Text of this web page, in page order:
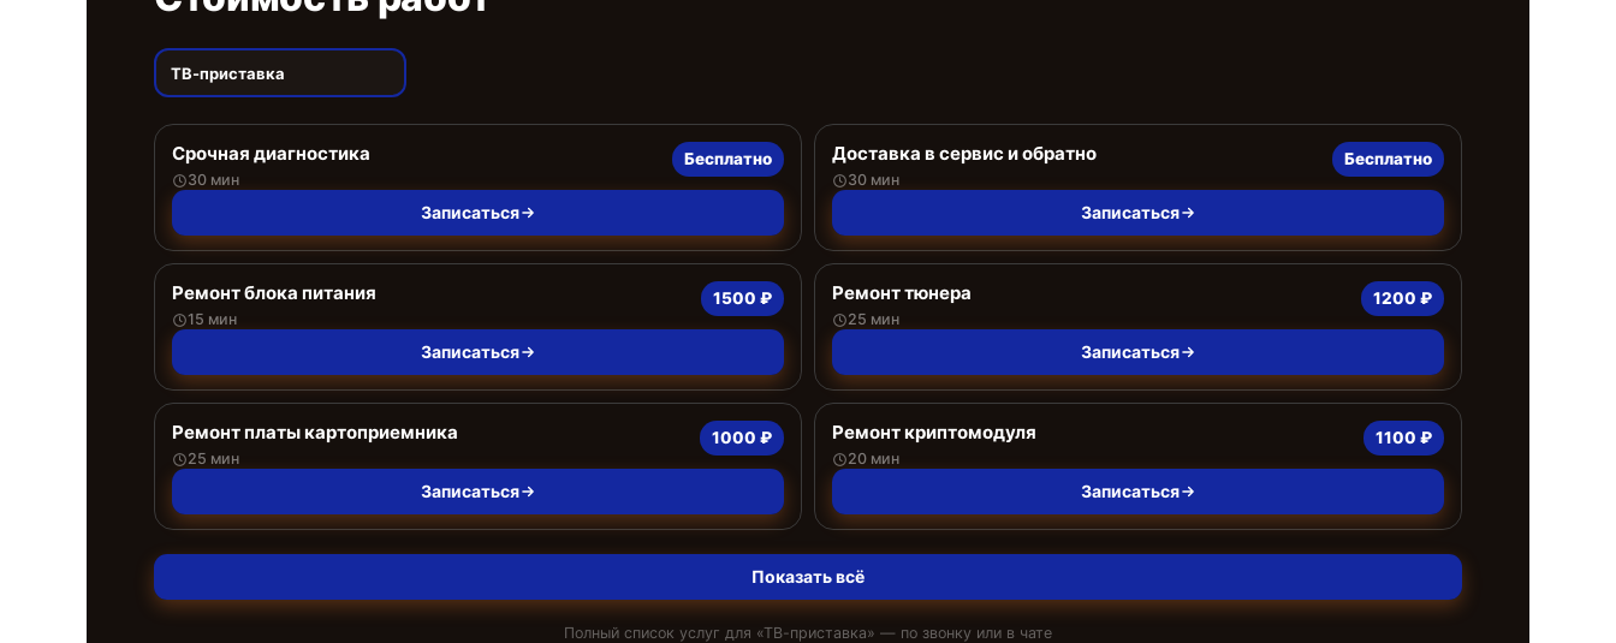
ТВ-приставка
Срочная диагностика
30 мин
Бесплатно
Записаться
Доставка в сервис и обратно
30 мин
Бесплатно
Записаться
Ремонт блока питания
15 мин
1500 ₽
Записаться
Ремонт тюнера
25 мин
1200 ₽
Записаться
Ремонт платы картоприемника
25 мин
1000 ₽
Записаться
Ремонт криптомодуля
20 мин
1100 ₽
Записаться
Показать всё
Полный список услуг для «ТВ-приставка» — по звонку или в чате